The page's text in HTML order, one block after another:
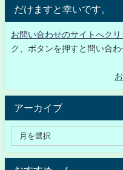
だけますと幸いです。
お問い合わせのサイトへク
ク、ボタンを押すと問い合
アーカイブ